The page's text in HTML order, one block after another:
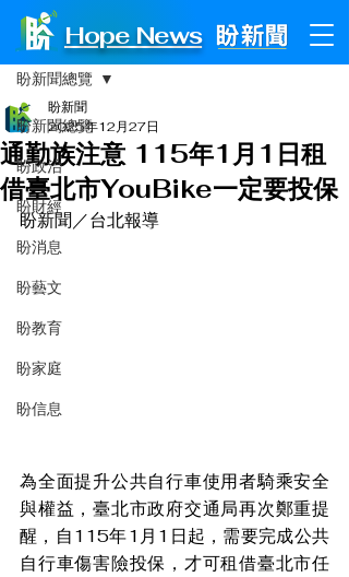
Hope News
文章
盼新聞總覽
盼政治
盼財經
盼消息
盼藝文
盼教育
盼家庭
盼信息
盼新聞總覽
通勤族注意 115年1月1日租
借臺北市YouBike一定要投保
盼新聞
2025年12月27日
盼新聞／台北報導
為全面提升公共自行車使用者騎乘安全
與權益，臺北市政府交通局再次鄭重提
醒，自115年1月1日起，需要完成公共
自行車傷害險投保，才可租借臺北市任